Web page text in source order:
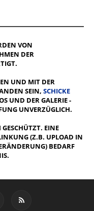
VON
DER
UND MIT DER
SEIN, SCHICKE
UND DER GALERIE -
UNVERZÜGLICH.
EINE
(Z.B. UPLOAD IN S
BEDARF E